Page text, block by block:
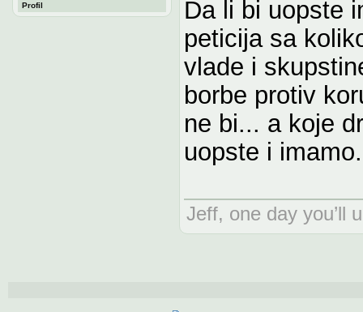
Profil
Da li bi uopste
peticija sa
vlade i
borbe protiv
ne bi... a koje
uopste i
Jeff, one day you’ll